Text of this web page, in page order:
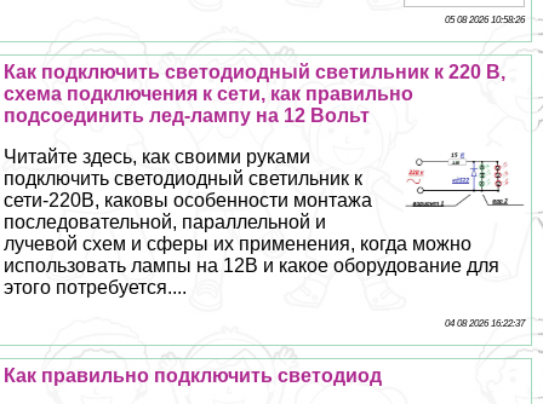
05 08 2026 10:58:26
Как подключить светодиодный светильник к 220 В,
схема подключения к сети, как правильно
подсоединить лед-лампу на 12 Вольт
Читайте здесь, как своими руками
подключить светодиодный светильник к
сети-220В, каковы особенности монтажа
последовательной, параллельной и
лучевой схем и сферы их применения, когда можно
использовать лампы на 12В и какое оборудование для
этого потребуется....
04 08 2026 16:22:37
Как правильно подключить светодиод